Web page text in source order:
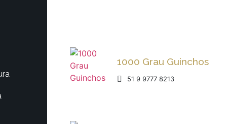
1000 Grau Guinchos
51 9 9777 8213